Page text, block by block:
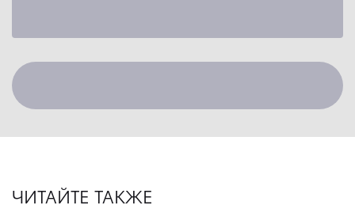
ЧИТАЙТЕ ТАКЖЕ